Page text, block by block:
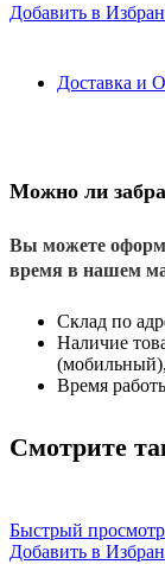
Добавить в
Доставка и
Можно ли
Вы можете
время в нашем
Склад по
Наличие
Время
Смотрите
Быстрый просмотр
Добавить в